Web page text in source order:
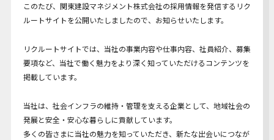
お問い合わせ
このたび、関東建設マネジメント株式会社の採用情報を発信するリク
ルートサイトを公開いたしましたので、お知らせいたします。
リクルートサイトでは、当社の事業内容や仕事内容、社員紹介、募集
要項など、当社で働く魅力をより深く知っていただけるコンテンツを
掲載しています。
当社は、社会インフラの維持・管理を支える企業として、地域社会の
発展と安全・安心な暮らしに貢献しています。
多くの皆さまに当社の魅力を知っていただき、新たな出会いにつなが